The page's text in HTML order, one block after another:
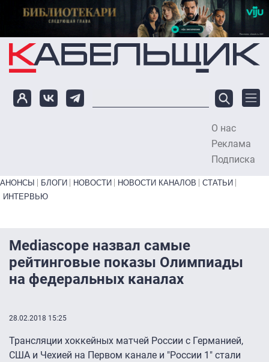
Перейти к основному содержанию
О нас
Реклама
Подписка
Primary links bottom
АНОНСЫ БЛОГИ НОВОСТИ НОВОСТИ КАНАЛОВ
СТАТЬИ
ИНТЕРВЬЮ
Mediascope назвал самые
рейтинговые показы Олимпиады
на федеральных каналах
28.02.2018 15:25
Трансляции хоккейных матчей России с Германией,
США и Чехией на Первом канале и "России 1" стали